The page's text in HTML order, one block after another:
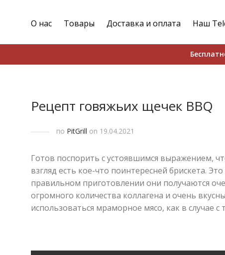
О нас Товары Доставка и оплата Наш
Рецепт говяжьих щечек BBQ
по PitGrill on 19.04.2021
Готов поспорить с устоявшимся выражением,
взгляд есть кое-что поинтересней брискета.
правильном приготовлении они получаются
огромного количества коллагена и очень
использоваться мраморное мясо, как в случае с